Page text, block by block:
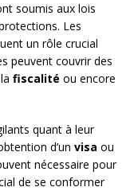
soumis aux lois
Les
un rôle crucial
peuvent couvrir des
fiscalité ou encore
quant à leur
d’un visa ou
nécessaire pour
de se conformer